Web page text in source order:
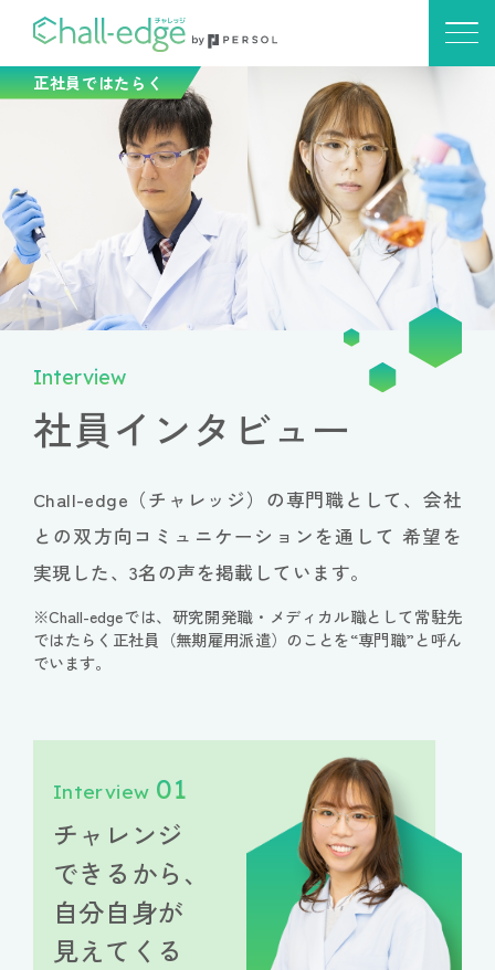
正社員ではたらく
Interview
社員インタビュー
Chall-edge（チャレッジ）の専門職として、会社
との双方向コミュニケーションを通して 希望を
実現した、3名の声を掲載しています。
※Chall-edgeでは、研究開発職・メディカル職として常駐先
ではたらく正社員（無期雇用派遣）のことを“専門職”と呼ん
でいます。
Interview 01
チャレンジ
できるから、
自分自身が
見えてくる